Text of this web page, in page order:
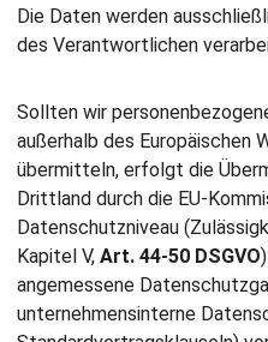
Die Daten werden
des Verantwortlichen
Sollten wir
außerhalb des Europäischen
übermitteln, erfolgt die
Drittland durch die EU-
Datenschutzniveau
Kapitel V, Art. 44-50 DSGVO
angemessene
unternehmensinterne